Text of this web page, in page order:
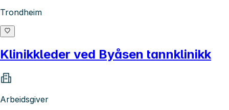
Trondheim
Klinikkleder ved Byåsen tannklinikk
Arbeidsgiver